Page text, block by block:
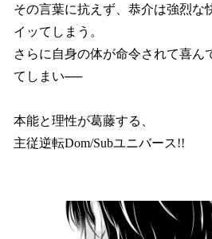
その言葉に抗えず、恭介は強烈な
イッてしまう。
さらに自身の体が命令されて喜ん
てしまい──
本能と理性が葛藤する、
主従逆転Dom/Subユニバース!!